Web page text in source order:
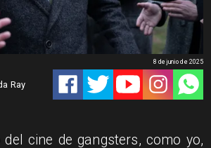
Ray
8 de junio de 2025
cine de gangsters, como yo,